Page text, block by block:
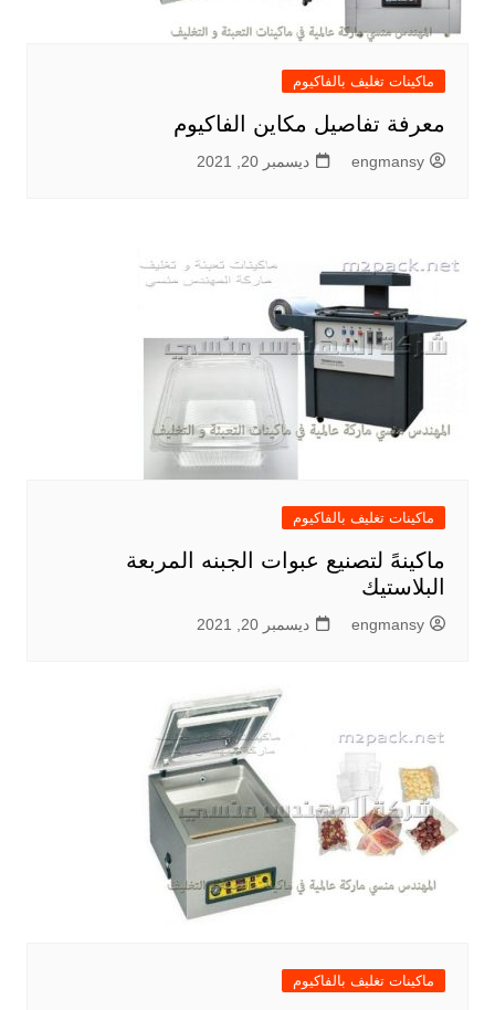
ماكينات تغليف بالفاكيوم
معرفة تفاصيل مكاين الفاكيوم
engmansy ديسمبر 20, 2021
ماكينات تغليف بالفاكيوم
ماكينهً لتصنيع عبوات الجبنه المربعة
البلاستيك
engmansy ديسمبر 20, 2021
ماكينات تغليف بالفاكيوم